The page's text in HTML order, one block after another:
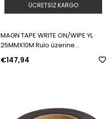
MAGN TAPE WRITE ON/WIPE YL
25MMX10M Rulo üzerine
şeritler | Model: 225178 | SKU:
€147,94
ÜCRETSIZ KARGO